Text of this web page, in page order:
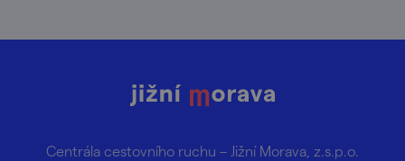
Centrála cestovního ruchu – Jižní Morava, z.s.p.o.